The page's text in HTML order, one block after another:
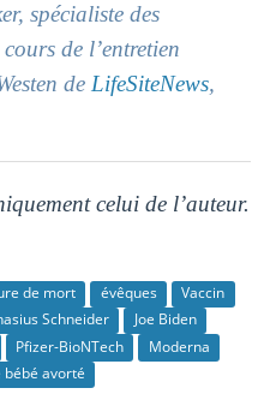
spécialiste des
de l’entretien
deLifeSiteNews,
celui de l’auteur.
de mort évêques
Vaccin
Schneider
Joe Biden
Pfizer-BioNTech
Moderna
bébé avorté